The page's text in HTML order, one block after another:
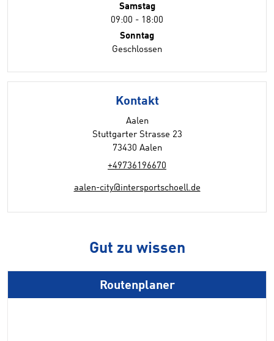
Samstag
09:00 - 18:00
Sonntag
Geschlossen
Kontakt
Aalen
Stuttgarter Strasse 23
73430 Aalen
+49736196670
aalen-city@intersportschoell.de
Gut zu wissen
Routenplaner